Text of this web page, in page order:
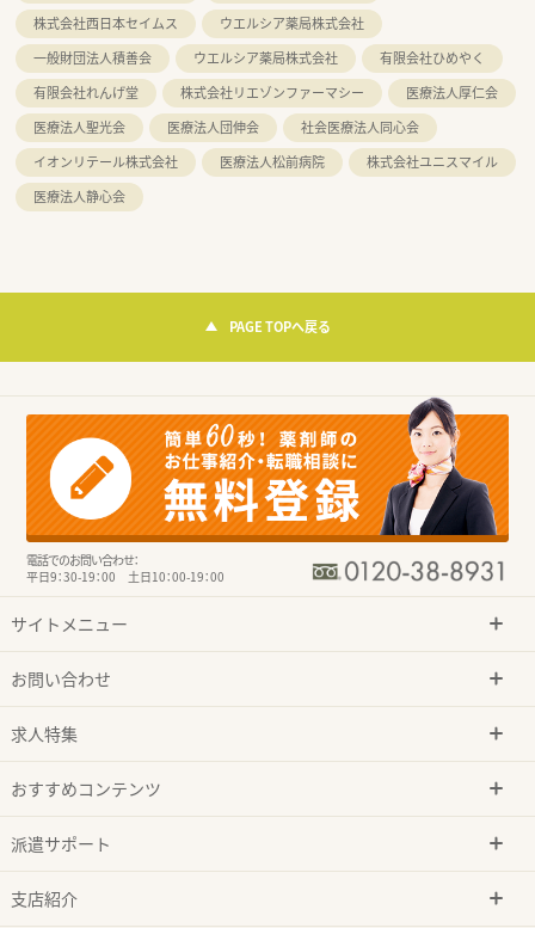
株式会社西日本セイムス
ウエルシア薬局株式会社
一般財団法人積善会
ウエルシア薬局株式会社
有限会社ひめやく
有限会社れんげ堂
株式会社リエゾンファーマシー
医療法人厚仁会
医療法人聖光会
医療法人団伸会
社会医療法人同心会
イオンリテール株式会社
医療法人松前病院
株式会社ユニスマイル
医療法人静心会
PAGE TOPへ戻る
電話でのお問い合わせ：
平日9：30-19：00 土日10：00-19：00
サイトメニュー
お問い合わせ
求人特集
おすすめコンテンツ
派遣サポート
支店紹介